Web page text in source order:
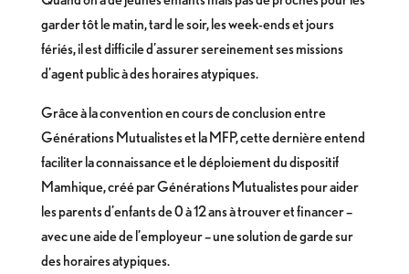
garder tôt le matin, tard le soir, les week-ends et jours
fériés, il est difficile d’assurer sereinement ses missions
d’agent public à des horaires atypiques.
Grâce à la convention en cours de conclusion entre
Générations Mutualistes et la MFP, cette dernière entend
faciliter la connaissance et le déploiement du dispositif
Mamhique, créé par Générations Mutualistes pour aider
les parents d’enfants de 0 à 12 ans à trouver et financer –
avec une aide de l’employeur – une solution de garde sur
des horaires atypiques.